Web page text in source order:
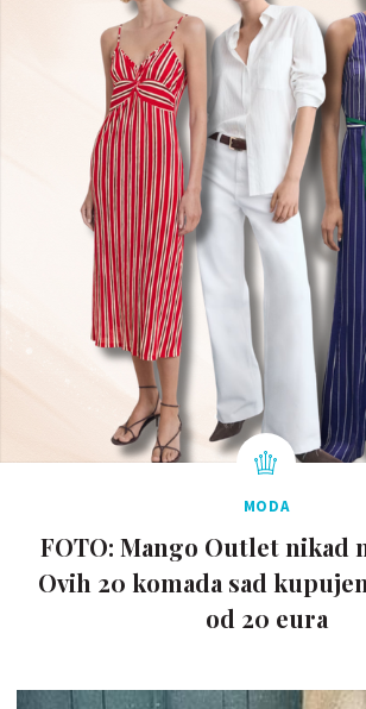
MODA
FOTO: Mango Outlet nikad
Ovih 20 komada sad
od 20 eura